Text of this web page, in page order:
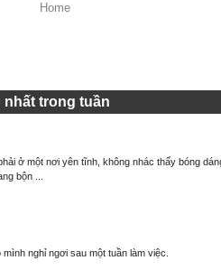
Home
trong tuần
ở một nơi yên tĩnh, không nhác thấy bóng
bộn ...
nghỉ ngơi sau một tuần làm việc.